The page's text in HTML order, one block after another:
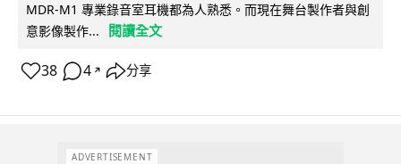
MDR-M1 專業錄音室耳機都為人熟悉。而現在舞台製作者與創
意影像製作...
閱讀全文
38 4 ↗ 分享
ADVERTISEMENT